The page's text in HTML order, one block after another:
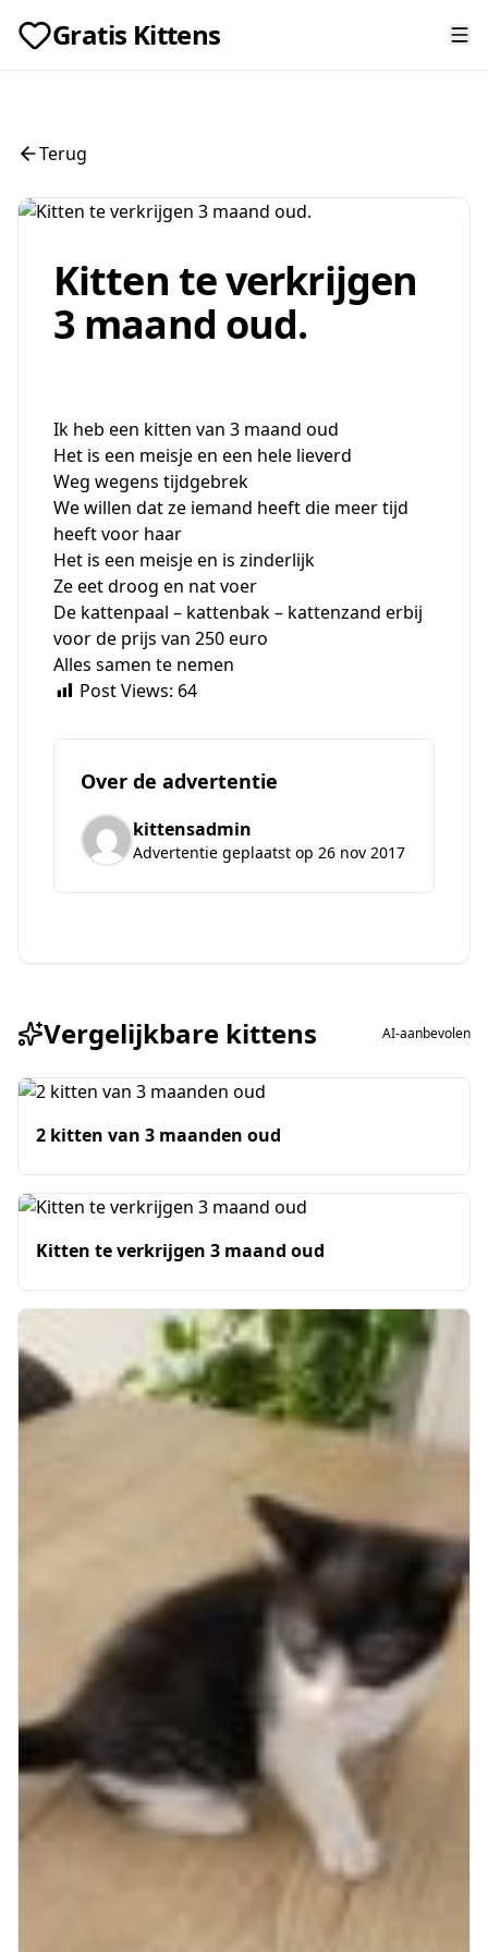
Gratis Kittens
Terug
Kitten te verkrijgen
3 maand oud.
Ik heb een kitten van 3 maand oud
Het is een meisje en een hele lieverd
Weg wegens tijdgebrek
We willen dat ze iemand heeft die meer tijd
heeft voor haar
Het is een meisje en is zinderlijk
Ze eet droog en nat voer
De kattenpaal – kattenbak – kattenzand erbij
voor de prijs van 250 euro
Alles samen te nemen
Post Views: 64
Over de advertentie
kittensadmin
Advertentie geplaatst op 26 nov 2017
Vergelijkbare kittens AI-aanbevolen
2 kitten van 3 maanden oud
Kitten te verkrijgen 3 maand oud